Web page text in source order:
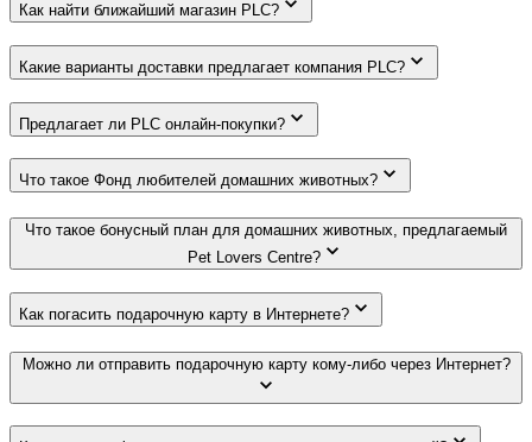
Как найти ближайший магазин PLC?
Какие варианты доставки предлагает компания PLC?
Предлагает ли PLC онлайн-покупки?
Что такое Фонд любителей домашних животных?
Что такое бонусный план для домашних животных, предлагаемый
Pet Lovers Centre?
Как погасить подарочную карту в Интернете?
Можно ли отправить подарочную карту кому-либо через Интернет?